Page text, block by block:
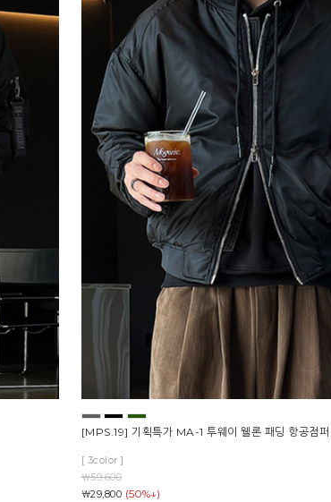
[MPS.19] 기획특가 MA-1 투웨이 웰론 패딩 항공점퍼
[ 3color ]
￦59,600
￦29,800 (50%↓)